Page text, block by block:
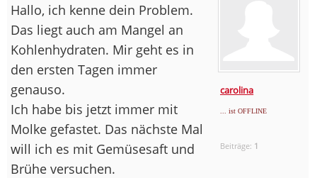
carolina
... ist OFFLINE
Beiträge: 1
Hallo, ich kenne dein Problem.
Das liegt auch am Mangel an
Kohlenhydraten. Mir geht es in
den ersten Tagen immer
genauso.
Ich habe bis jetzt immer mit
Molke gefastet. Das nächste Mal
will ich es mit Gemüsesaft und
Brühe versuchen.